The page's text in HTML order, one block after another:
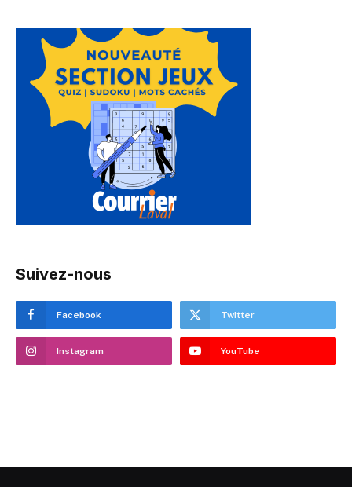
Suivez-nous
Facebook Twitter
Instagram YouTube